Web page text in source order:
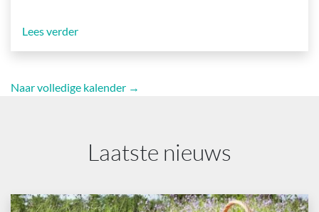
Lees verder
Naar volledige kalender →
Laatste nieuws